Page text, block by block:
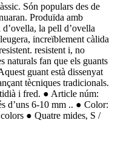
Són populars des de
Produïda amb
la pell d’ovella
increïblement càlida
resistent i, no
naturals fan que els guants
guant està dissenyat
tècniques tradicionals.
i fred. ● Article núm:
d’uns 6-10 mm .. ● Color:
● Quatre mides, S /